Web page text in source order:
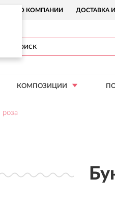
О КОМПАНИИ ДОСТАВКА
КОМПОЗИЦИИ